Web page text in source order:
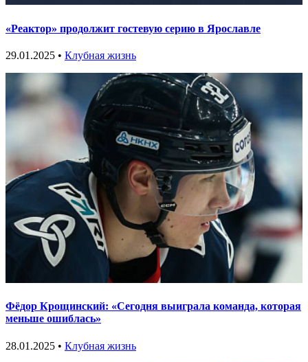
«Реактор» продолжит гостевую серию в Ярославле
29.01.2025 • Клубная жизнь
Фёдор Крощинский: «Сегодня выиграла команда, которая
меньше ошиблась»
28.01.2025 • Клубная жизнь